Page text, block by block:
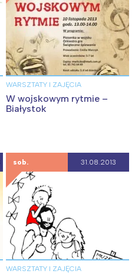
WARSZTATY I ZAJĘCIA
W wojskowym rytmie –
Białystok
sob. 31.08.2013
WARSZTATY I ZAJĘCIA